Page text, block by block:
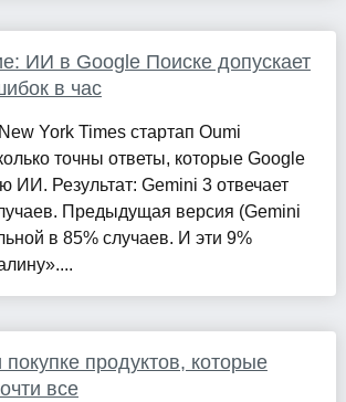
ИИ в Google Поиске допускает
в час
York Times стартап Oumi
точны ответы, которые Google
ИИ. Результат: Gemini 3 отвечает
Предыдущая версия (Gemini
в 85% случаев. И эти 9%
продуктов, которые
все